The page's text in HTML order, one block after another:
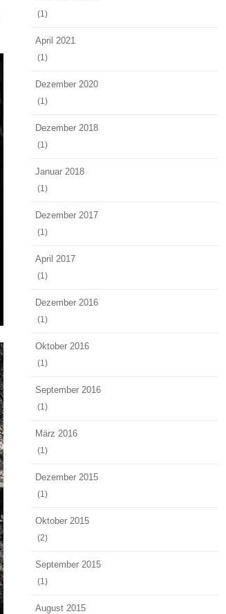
(1)
April 2021
(1)
Dezember 2020
(1)
Dezember 2018
(1)
Januar 2018
(1)
Dezember 2017
(1)
April 2017
(1)
Dezember 2016
(1)
Oktober 2016
(1)
September 2016
(1)
März 2016
(1)
Dezember 2015
(1)
Oktober 2015
(2)
September 2015
(1)
August 2015